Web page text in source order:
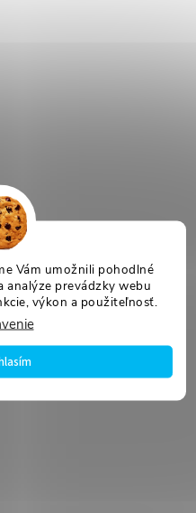
Vám umožnili pohodlné
analýze prevádzky webu
výkon a použiteľnosť.